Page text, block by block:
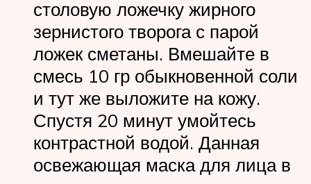
столовую ложечку жирного
зернистого творога с парой
ложек сметаны. Вмешайте в
смесь 10 гр обыкновенной соли
и тут же выложите на кожу.
Спустя 20 минут умойтесь
контрастной водой. Данная
освежающая маска для лица в